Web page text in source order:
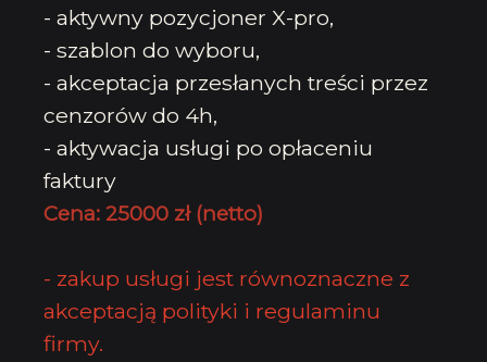
- aktywny pozycjoner X-pro,
- szablon do wyboru,
- akceptacja przesłanych treści przez
cenzorów do 4h,
- aktywacja usługi po opłaceniu
faktury
Cena: 25000 zł (netto)
- zakup usługi jest równoznaczne z
akceptacją polityki i regulaminu
firmy.